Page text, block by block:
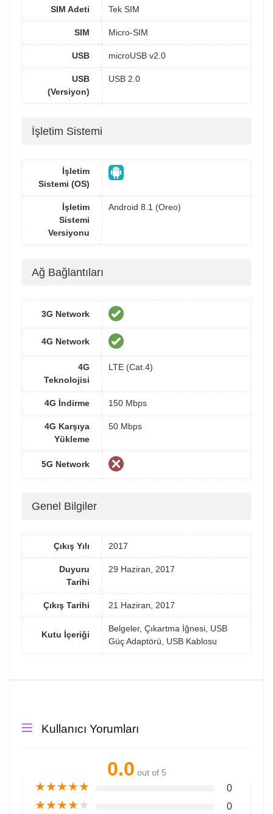
SIM Adeti Tek SIM
SIM Micro-SIM
USB microUSB v2.0
USB
(Versiyon)
USB 2.0
İşletim Sistemi
İşletim
Sistemi (OS)
İşletim
Sistemi
Versiyonu
Android 8.1 (Oreo)
Ağ Bağlantıları
3G Network
4G Network
4G
Teknolojisi
LTE (Cat.4)
4G İndirme 150 Mbps
4G Karşıya
Yükleme
50 Mbps
5G Network
Genel Bilgiler
Çıkış Yılı 2017
Duyuru
Tarihi
29 Haziran, 2017
Çıkış Tarihi 21 Haziran, 2017
Kutu İçeriği
Belgeler, Çıkartma İğnesi, USB
Güç Adaptörü, USB Kablosu
Kullanıcı Yorumları
0.0 out of 5
★★★★★ 0
★★★★★ 0